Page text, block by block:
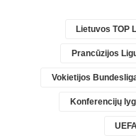
Lietuvos TOP
Prancūzijos
Vokietijos
Konferencijų